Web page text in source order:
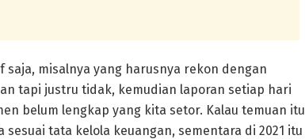
saja, misalnya yang harusnya rekon dengan
tapi justru tidak, kemudian laporan setiap hari
belum lengkap yang kita setor. Kalau temuan itu
tata kelola keuangan, sementara di 2021 itu